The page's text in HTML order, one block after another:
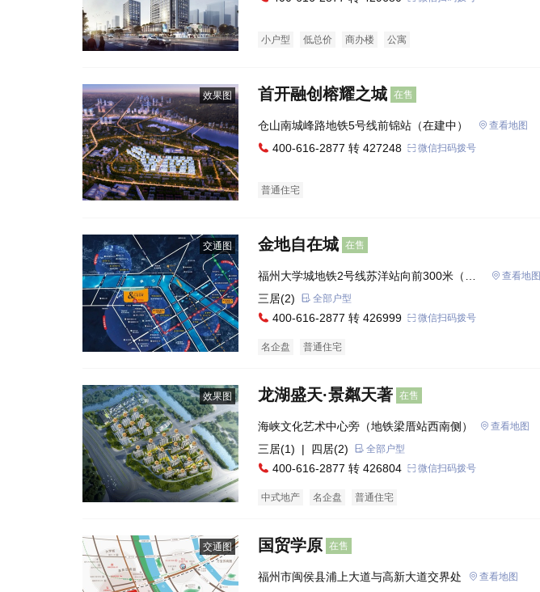
小户型 低总价 商办楼 公寓
效果图 首开融创榕耀之城 在售
查看地图
400-616-2877 转 427248 微信扫码拨号
普通住宅
交通图 金地自在城 在售
福州大学城地铁2号线苏洋站向前300米（金
地自在城营销中心）
查看地图
三居(2) 全部户型
400-616-2877 转 426999 微信扫码拨号
名企盘 普通住宅
效果图 龙湖盛天·景粼天著 在售
海峡文化艺术中心旁（地铁梁厝站西南侧） 查看地图
三居(1) | 四居(2) 全部户型
400-616-2877 转 426804 微信扫码拨号
中式地产 名企盘 普通住宅
交通图 国贸学原 在售
福州市闽侯县浦上大道与高新大道交界处 查看地图